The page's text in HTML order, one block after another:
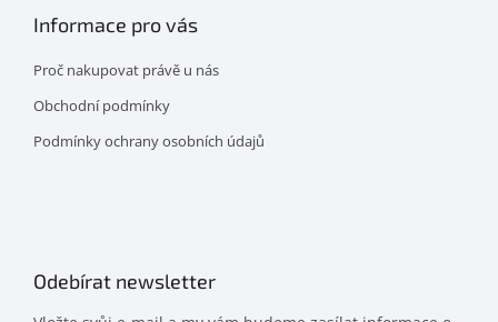
Informace pro vás
Proč nakupovat právě u nás
Obchodní podmínky
Podmínky ochrany osobních údajů
Odebírat newsletter